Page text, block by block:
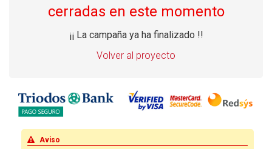
cerradas en este momento
¡¡ La campaña ya ha finalizado !!
Volver al proyecto
Aviso